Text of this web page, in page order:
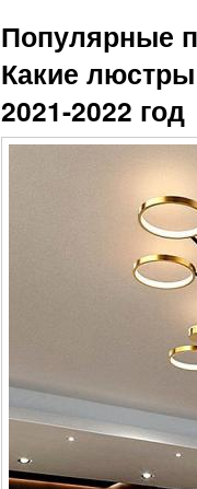
Популярные
Какие
2021-2022 год